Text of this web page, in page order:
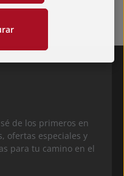
de los primeros en
ofertas especiales y
para tu camino en el